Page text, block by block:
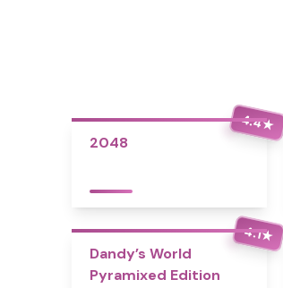
4.4★
2048
4.1★
Dandy’s World
Pyramixed Edition